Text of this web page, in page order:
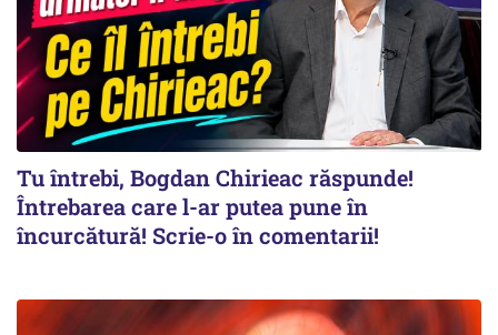
Tu întrebi, Bogdan Chirieac răspunde!
Întrebarea care l-ar putea pune în
încurcătură! Scrie-o în comentarii!